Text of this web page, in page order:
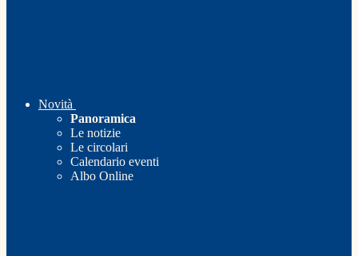
Novità
Panoramica
Le notizie
Le circolari
Calendario eventi
Albo Online